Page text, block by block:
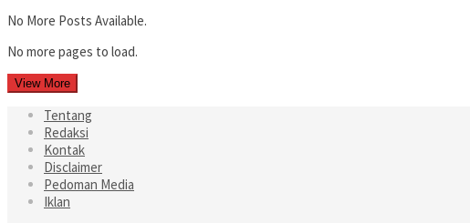
No More Posts Available.
No more pages to load.
View More
Tentang
Redaksi
Kontak
Disclaimer
Pedoman Media
Iklan